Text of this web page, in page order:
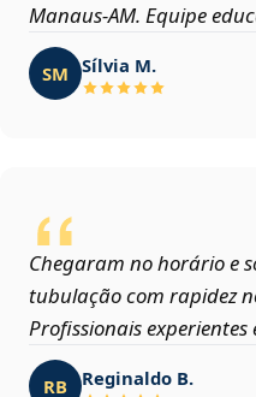
Manaus‑AM. Equipe
SM Sílvia M.
Chegaram no horário e
tubulação com rapidez
Profissionais experientes
RB Reginaldo B.